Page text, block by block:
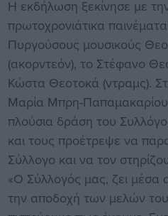
Η εκδήλωση ξεκίνησε με
πρωτοχρονιάτικα
Πυργούσους μουσικούς
(ακορντεόν), το Στέφανο
Κώστα Θεοτοκά (ντραμς).
Μαρία Μπρη-
πλούσια δράση του
και τους προέτρεψε να
Σύλλογο και να τον
«Ο Σύλλογός μας, ζει μέσα
την αποδοχή των μελών